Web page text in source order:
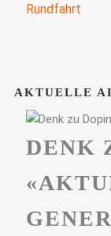
Rundfahrt
AKTUELLE
DENK